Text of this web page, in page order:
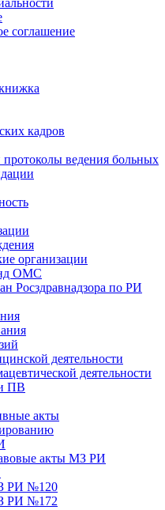
соглашение
кадров
ведения больных
организации
ОМС
Росздравнадзора по РИ
деятельности
деятельности
ПВ
акты
акты МЗ РИ
РИ №120
РИ №172